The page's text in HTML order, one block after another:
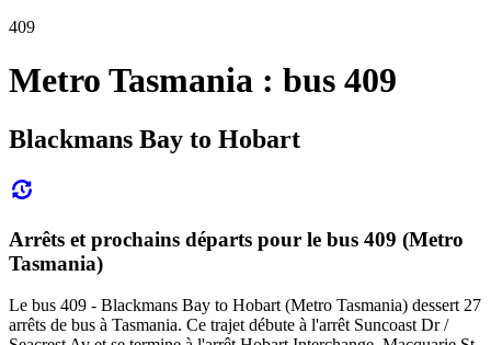
409
Metro Tasmania : bus 409
Blackmans Bay to Hobart
Arrêts et prochains départs pour le bus 409 (Metro
Tasmania)
Le bus 409 - Blackmans Bay to Hobart (Metro Tasmania) dessert 27
arrêts de bus à Tasmania. Ce trajet débute à l'arrêt Suncoast Dr /